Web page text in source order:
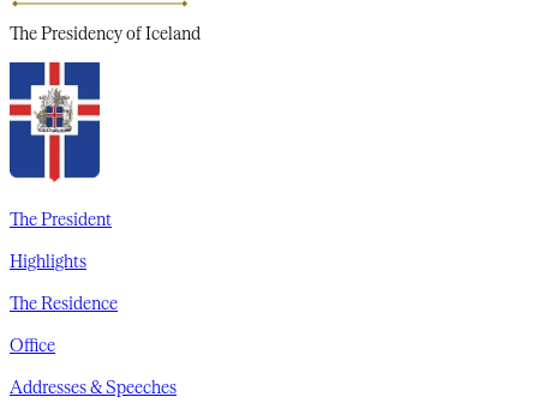
The Presidencyof Iceland
The President
Highlights
The Residence
Office
Addresses & Speeches